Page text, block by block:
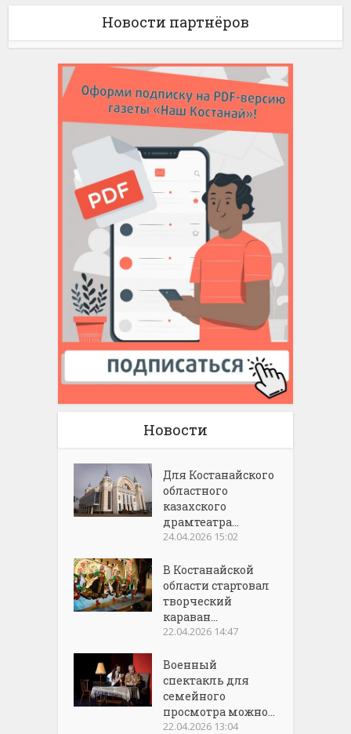
Новости партнёров
Новости
Для Костанайского
областного
казахского
драмтеатра...
24.04.2026 15:02
В Костанайской
области стартовал
творческий
караван...
22.04.2026 14:47
Военный
спектакль для
семейного
просмотра можно...
22.04.2026 13:04